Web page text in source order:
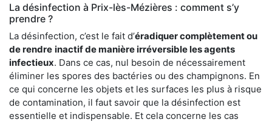
La désinfection à Prix-lès-Mézières : comment s’y
prendre ?
La désinfection, c’est le fait d’éradiquer complètement ou
de rendre inactif de manière irréversible les agents
infectieux. Dans ce cas, nul besoin de nécessairement
éliminer les spores des bactéries ou des champignons. En
ce qui concerne les objets et les surfaces les plus à risque
de contamination, il faut savoir que la désinfection est
essentielle et indispensable. Et cela concerne les cas